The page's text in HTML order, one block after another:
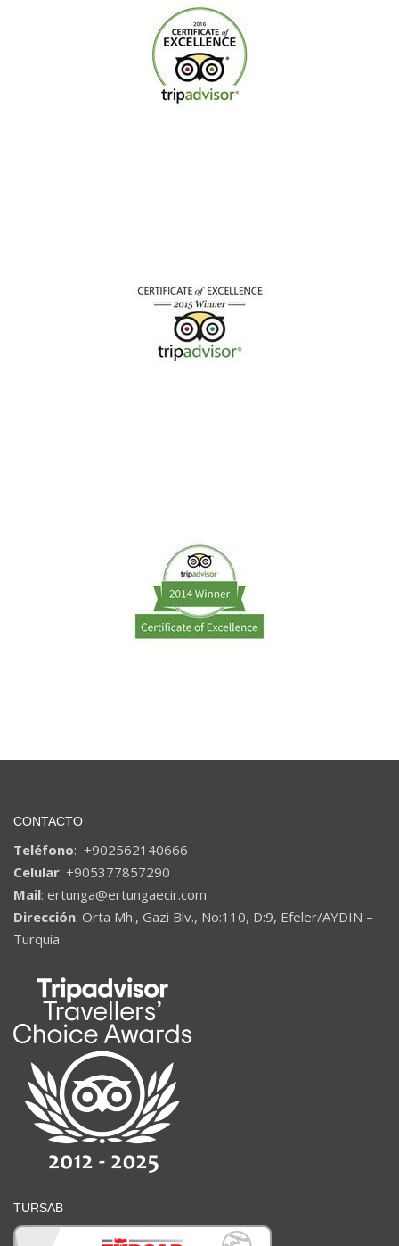
CONTACTO
Teléfono: +902562140666
Celular: +905377857290
Mail: ertunga@ertungaecir.com
Dirección: Orta Mh., Gazi Blv., No:110, D:9, Efeler/AYDIN –
Turquía
TURSAB